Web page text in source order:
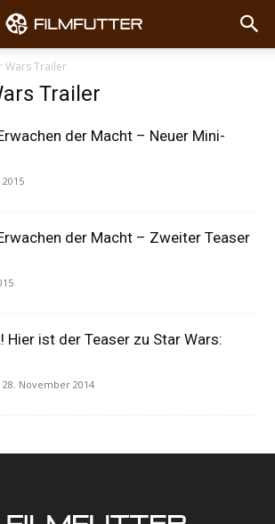
Wars Trailer
Trailer
der Macht – Neuer Mini-
der Macht – Zweiter Teaser
Hier ist der Teaser zu Star Wars:
28. November 2014